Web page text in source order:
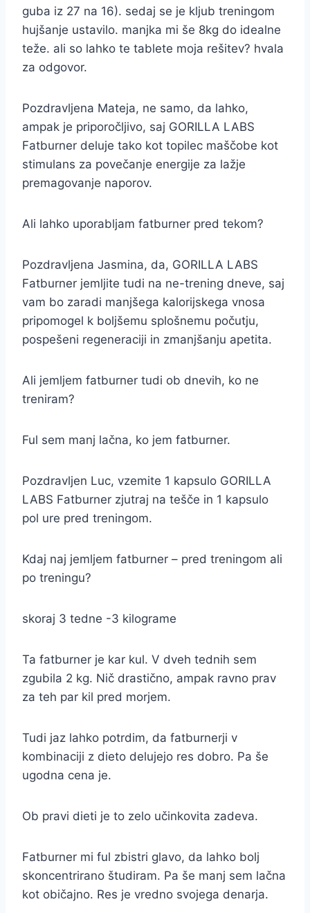
guba iz 27 na 16). sedaj se je kljub treningom
hujšanje ustavilo. manjka mi še 8kg do idealne
teže. ali so lahko te tablete moja rešitev? hvala
za odgovor.
Pozdravljena Mateja, ne samo, da lahko,
ampak je priporočljivo, saj GORILLA LABS
Fatburner deluje tako kot topilec maščobe kot
stimulans za povečanje energije za lažje
premagovanje naporov.
Ali lahko uporabljam fatburner pred tekom?
Pozdravljena Jasmina, da, GORILLA LABS
Fatburner jemljite tudi na ne-trening dneve, saj
vam bo zaradi manjšega kalorijskega vnosa
pripomogel k boljšemu splošnemu počutju,
pospešeni regeneraciji in zmanjšanju apetita.
Ali jemljem fatburner tudi ob dnevih, ko ne
treniram?
Ful sem manj lačna, ko jem fatburner.
Pozdravljen Luc, vzemite 1 kapsulo GORILLA
LABS Fatburner zjutraj na tešče in 1 kapsulo
pol ure pred treningom.
Kdaj naj jemljem fatburner – pred treningom ali
po treningu?
skoraj 3 tedne -3 kilograme
Ta fatburner je kar kul. V dveh tednih sem
zgubila 2 kg. Nič drastično, ampak ravno prav
za teh par kil pred morjem.
Tudi jaz lahko potrdim, da fatburnerji v
kombinaciji z dieto delujejo res dobro. Pa še
ugodna cena je.
Ob pravi dieti je to zelo učinkovita zadeva.
Fatburner mi ful zbistri glavo, da lahko bolj
skoncentrirano študiram. Pa še manj sem lačna
kot običajno. Res je vredno svojega denarja.